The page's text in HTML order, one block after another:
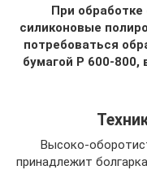
При
силиконовые
потребоваться
бумагой Р 600-800,
Высоко-
принадлежит